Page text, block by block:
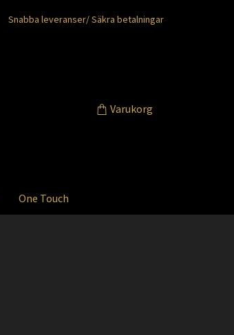
Snabba leveranser/ Säkra betalningar
Varukorg
One Touch